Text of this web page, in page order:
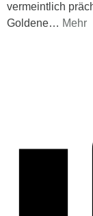
vermeintlich
Goldene… Mehr